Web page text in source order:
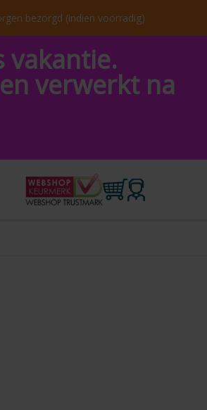
bezorgd (indien voorradig)
vakantie.
verwerkt na